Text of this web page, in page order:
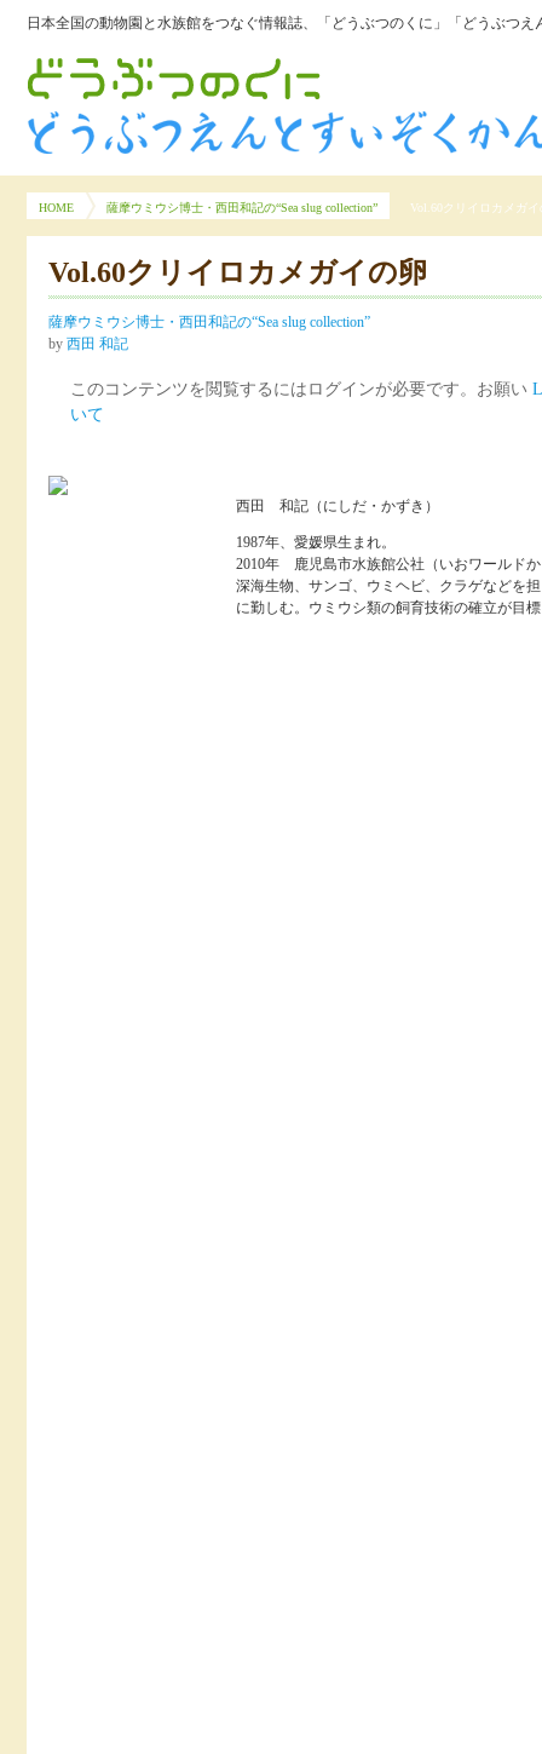
日本全国の動物園と水族館をつなぐ情報誌、「どうぶつのくに」「どうぶつえ
HOME 薩摩ウミウシ博士・西田和記の“Sea slug collection” Vol.60クリイロカメガ
Vol.60クリイロカメガイの卵
薩摩ウミウシ博士・西田和記の“Sea slug collection”
by 西田 和記
このコンテンツを閲覧するにはログインが必要です。お願い
いて
西田 和記（にしだ・かずき）
1987年、愛媛県生まれ。
2010年 鹿児島市水族館公社（いおワールド
深海生物、サンゴ、ウミヘビ、クラゲなどを
に勤しむ。ウミウシ類の飼育技術の確立が目